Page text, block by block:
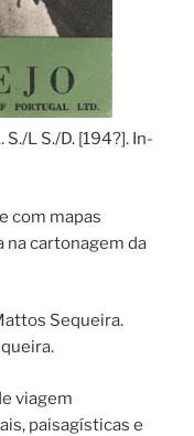
L S./D. [194?]. In-
com mapas
na cartonagem da
Sequeira.
viagem
paisagísticas e